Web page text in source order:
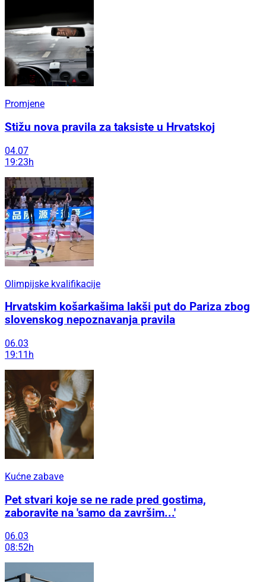
Promjene
Stižu nova pravila za taksiste u Hrvatskoj
04.07
19:23h
Olimpijske kvalifikacije
Hrvatskim košarkašima lakši put do Pariza zbog
slovenskog nepoznavanja pravila
06.03
19:11h
Kućne zabave
Pet stvari koje se ne rade pred gostima,
zaboravite na 'samo da završim...'
06.03
08:52h